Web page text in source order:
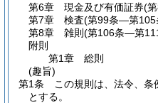
第6章
現金及び有価証券(
第7章
検査(第99条―第105
第8章
雑則 (第106条―第
附則
第1章
総則
(趣旨)
第1条
この規則は、法令、
とする。